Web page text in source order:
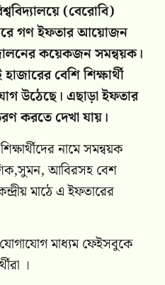
(বেরোবি)
গণ ইফতার আয়োজন
কয়েকজন সমন্বয়ক।
বেশি শিক্ষার্থী
উঠেছে। এছাড়া ইফতার
করতে দেখা যায়।
নামে সমন্বয়ক
আবিরসহ বেশ
মাঠে এ ইফতারের
মাধ্যম ফেইসবুকে
।